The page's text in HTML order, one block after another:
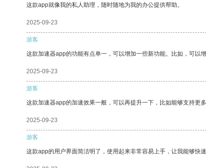
这款app就像我的私人助理，随时随地为我的办公提供帮助。
2025-09-23
游客
这款加速器app的功能有点单一，可以增加一些新功能。比如，可以
2025-09-23
游客
这款加速器app的加速效果一般，可以再提升一下，比如能够支持更多
2025-09-23
游客
这款app的用户界面简洁明了，使用起来非常容易上手，让我能够快速